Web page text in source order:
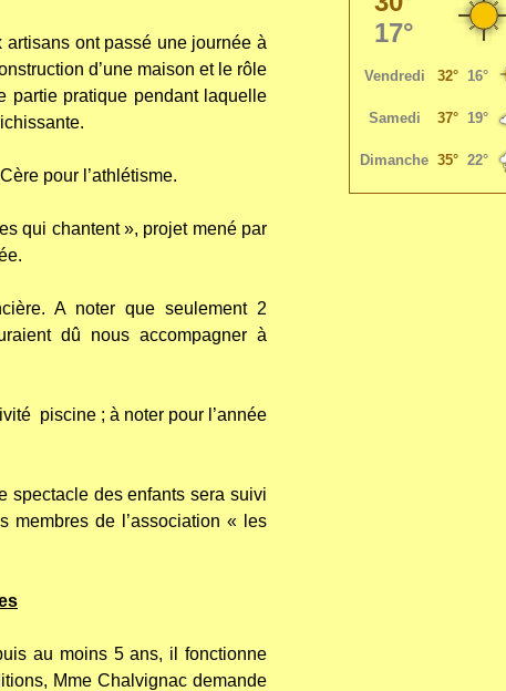
ont passé une journée à
d’une maison et le rôle
partie pratique pendant laquelle
pour l’athlétisme.
qui chantent », projet mené par
A noter que seulement 2
dû nous accompagner à
piscine ; à noter pour l’année
spectacle des enfants sera suivi
membres de l’association « les
au moins 5 ans, il fonctionne
Mme Chalvignac demande